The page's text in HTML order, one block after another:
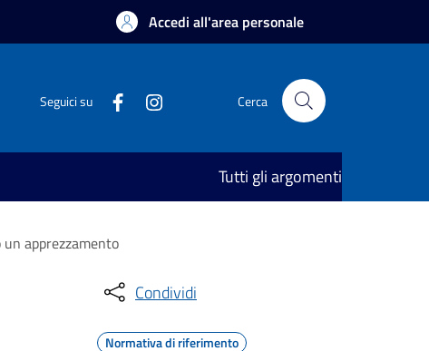
Accedi all'area personale
Seguici su Cerca
Tutti gli argomenti
apprezzamento
Condividi
Normativa di riferimento